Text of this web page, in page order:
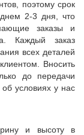
поэтому срок
2-3 дня, что
заказы и
Каждый заказ
всех деталей
Вносить
до передачи
условиях у нас
и высоту в